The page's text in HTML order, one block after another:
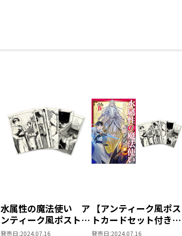
水属性の魔法使い ア
ンティーク風ポストカ
ードセット
発売日:2024.07.16
【アンティーク風ポス
トカードセット付き】
水属性の魔法使い 第
発売日:2024.07.16